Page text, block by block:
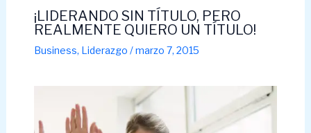
¡LIDERANDO SIN TÍTULO, PERO
REALMENTE QUIERO UN TÍTULO!
Business, Liderazgo /marzo 7, 2015